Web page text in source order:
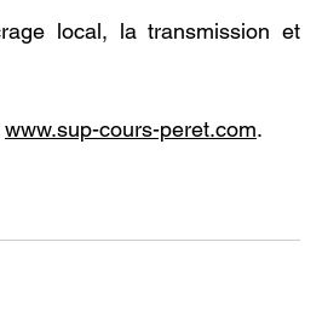
local, la transmission et
www.sup-cours-peret.com.